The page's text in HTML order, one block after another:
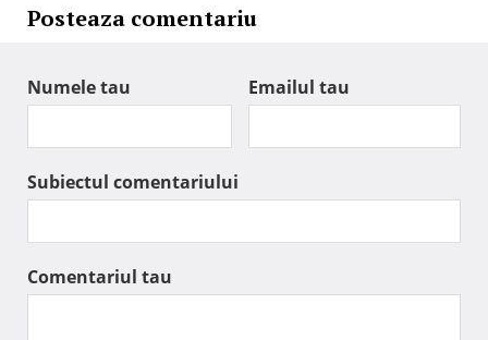
Posteaza comentariu
Numele tau Emailul tau
Subiectul comentariului
Comentariul tau